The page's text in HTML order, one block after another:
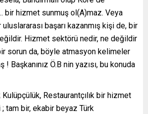
bir hizmet sunmuş ol(A)maz. Veya
uluslararası başarı kazanmış kişi de, bir
Hizmet sektörü nedir, ne değildir
sorun da, böyle atmasyon kelimeler
! Başkanınız Ö.B nin yazısı, bu konuda
Restaurantçılık bir hizmet
tam bir, ekabir beyaz Türk